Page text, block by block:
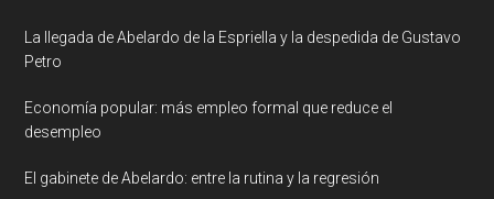
La llegada de Abelardo de la Espriella y la despedida de Gustavo
Petro
Economía popular: más empleo formal que reduce el
desempleo
El gabinete de Abelardo: entre la rutina y la regresión